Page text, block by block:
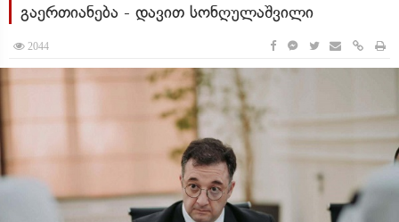
გაერთიანება - დავით სონღულაშვილი
2044